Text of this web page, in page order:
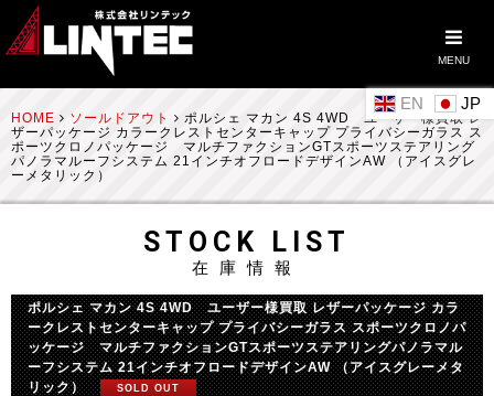
MENU
EN
HOME ソールドアウト
ポルシェ マカン 4S 4WD ユーザー様買取 レ
ザーパッケージ カラークレストセンターキャップ プライバシーガラス ス
ポーツクロノパッケージ マルチファクションGTスポーツステアリング
パノラマルーフシステム 21インチオフロードデザインAW （アイスグレ
ーメタリック）
STOCK LIST
在庫情報
ポルシェ マカン 4S 4WD ユーザー様買取 レザーパッケージ カラ
ークレストセンターキャップ プライバシーガラス スポーツクロノパ
ッケージ マルチファクションGTスポーツステアリングパノラマル
ーフシステム 21インチオフロードデザインAW （アイスグレーメタ
リック）
SOLD OUT